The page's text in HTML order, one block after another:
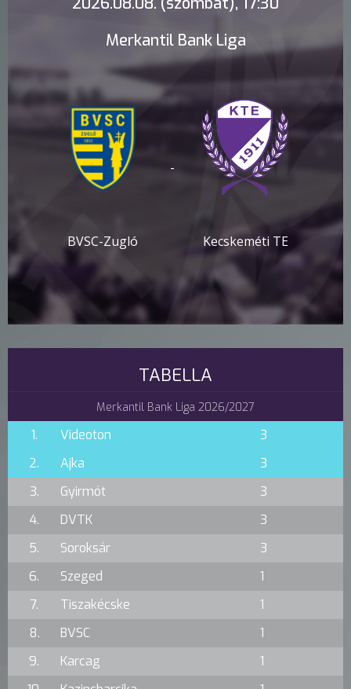
Merkantil Bank Liga
BVSC-Zugló
-
Kecskeméti TE
TABELLA
Merkantil Bank Liga 2026/2027
1. Videoton
3
2.
Ajka
3
3.
Gyirmót
3
4.
DVTK
3
5.
Soroksár
3
6.
Szeged
1
7.
Tiszakécske
1
8.
BVSC
1
9.
Karcag
1